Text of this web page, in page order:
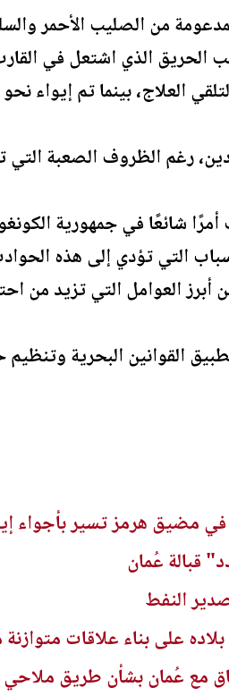
من الصليب الأحمر
الحريق الذي اشتعل في
100 من الناجين في مأوى مؤقت في بلدية مبانداكا.
رغم الظروف الصعبة
شائعًا في جمهورية
التي تؤدي إلى هذه
أبرز العوامل التي تزيد من
القوانين البحرية
مضيق هرمز تسير بأجواء
قبالة عُمان
النفط
على بناء علاقات
مع عُمان بشأن طريق